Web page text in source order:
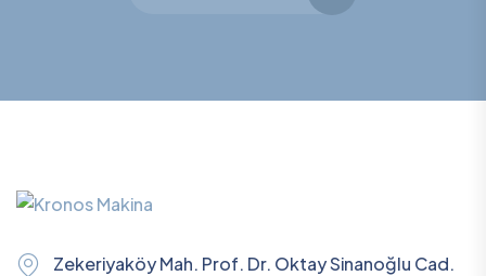
Zekeriyaköy Mah. Prof. Dr. Oktay Sinanoğlu Cad.